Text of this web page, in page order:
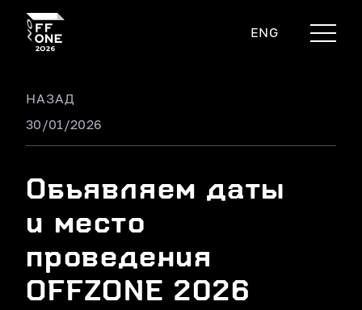
ENG
НАЗАД
30/01/2026
Объявляем даты
и место
проведения
OFFZONE 2026